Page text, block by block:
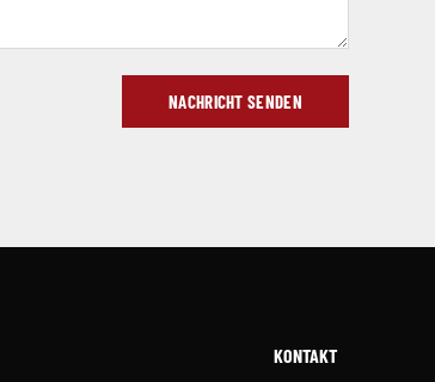
NACHRICHT SENDEN
KONTAKT